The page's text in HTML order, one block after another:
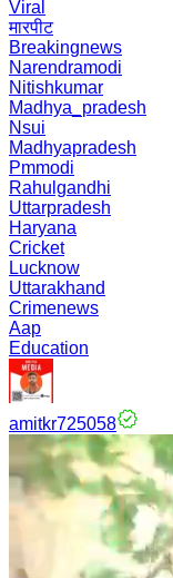
Viral
मारपीट
Breakingnews
Narendramodi
Nitishkumar
Madhya_pradesh
Nsui
Madhyapradesh
Pmmodi
Rahulgandhi
Uttarpradesh
Haryana
Cricket
Lucknow
Uttarakhand
Crimenews
Aap
Education
amitkr725058